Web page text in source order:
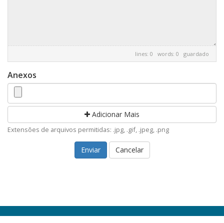
lines: 0 words: 0 guardado
Anexos
Adicionar Mais
Extensões de arquivos permitidas: .jpg, .gif, .jpeg, .png
Cancelar